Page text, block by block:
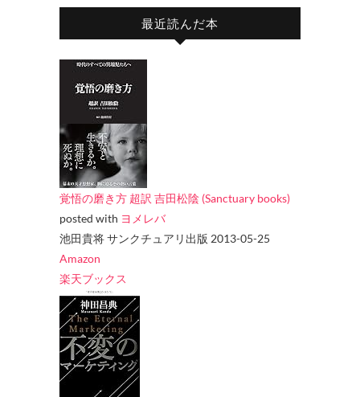
最近読んだ本
覚悟の磨き方 超訳 吉田松陰 (Sanctuary books)
posted with ヨメレバ
池田貴将 サンクチュアリ出版 2013-05-25
Amazon
楽天ブックス